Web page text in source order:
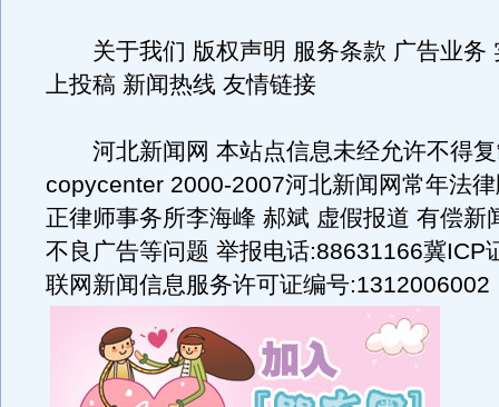
关于我们 版权声明 服务条款 广告业务
上投稿 新闻热线 友情链接
河北新闻网 本站点信息未经允许不得复
copycenter 2000-2007河北新闻网常年法
正律师事务所李海峰 郝斌 虚假报道 有偿新
不良广告等问题 举报电话:88631166冀ICP
联网新闻信息服务许可证编号:1312006002